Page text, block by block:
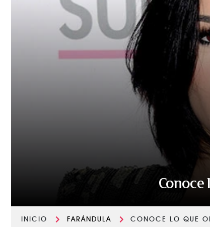
FARÁNDULA
VER MÁS
INICIO FARÁNDULA CONOCE LO QUE